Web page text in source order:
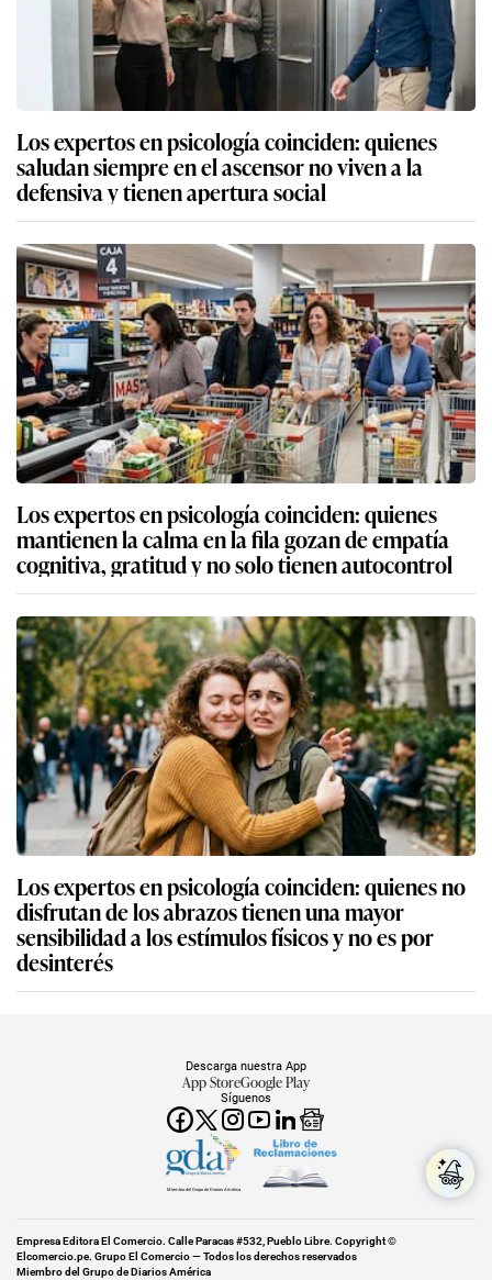
Los expertos en psicología coinciden: quienes
saludan siempre en el ascensor no viven a la
defensiva y tienen apertura social
Los expertos en psicología coinciden: quienes
mantienen la calma en la fila gozan de empatía
cognitiva, gratitud y no solo tienen autocontrol
Los expertos en psicología coinciden: quienes no
disfrutan de los abrazos tienen una mayor
sensibilidad a los estímulos físicos y no es por
desinterés
Síguenos
Descarga nuestra App
App StoreGoogle Play
Miembro del Grupo de Diarios América
Empresa Editora El Comercio. Calle Paracas #532, Pueblo Libre. Copyright ©
Elcomercio.pe. Grupo El Comercio — Todos los derechos reservados
Miembro del Grupo de Diarios América